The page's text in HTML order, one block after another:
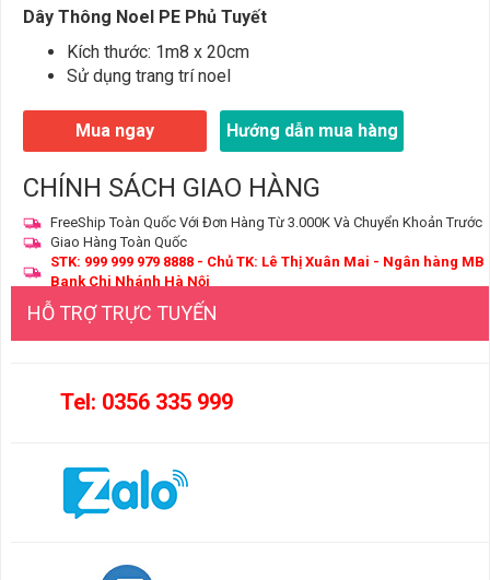
Dây Thông Noel PE Phủ Tuyết
Kích thước: 1m8 x 20cm
Sử dụng trang trí noel
Mua ngay Hướng dẫn mua hàng
CHÍNH SÁCH GIAO HÀNG
FreeShip Toàn Quốc Với Đơn Hàng Từ 3.000K Và Chuyển Khoản Trước
Giao Hàng Toàn Quốc
STK: 999 999 979 8888 - Chủ TK: Lê Thị Xuân Mai - Ngân hàng MB
Bank Chi Nhánh Hà Nội
HỖ TRỢ TRỰC TUYẾN
Tel: 0356 335 999